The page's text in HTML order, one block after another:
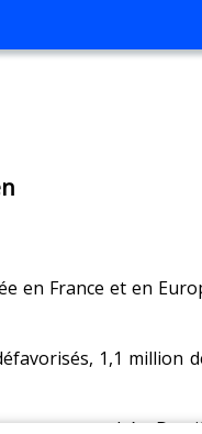
en France et en
1,1 million
sont touchés.